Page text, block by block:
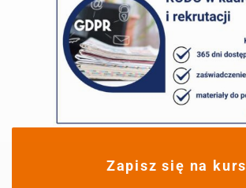
Zapisz się na kurs